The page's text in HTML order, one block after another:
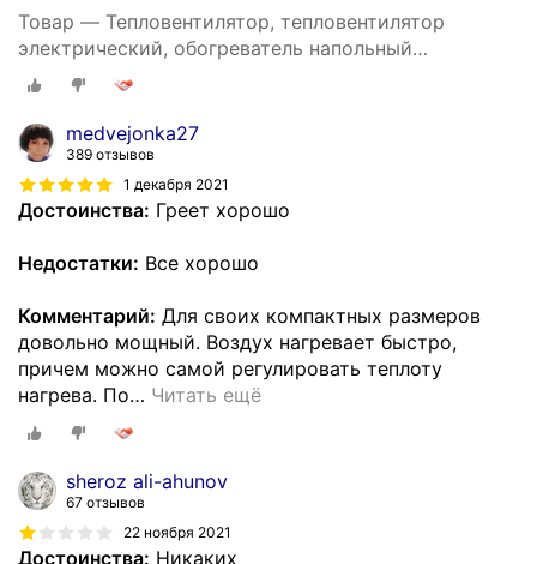
Товар — Тепловентилятор, тепловентилятор
электрический, обогреватель напольный
настольный, 2000 Вт, для дома, регулировка
температуры
medvejonka27
389 отзывов
1 декабря 2021
Достоинства: Греет хорошо
Недостатки: Все хорошо
Комментарий: Для своих компактных размеров
довольно мощный. Воздух нагревает быстро,
причем можно самой регулировать теплоту
нагрева. По… Читать ещё
sheroz ali-ahunov
67 отзывов
22 ноября 2021
Достоинства: Никаких